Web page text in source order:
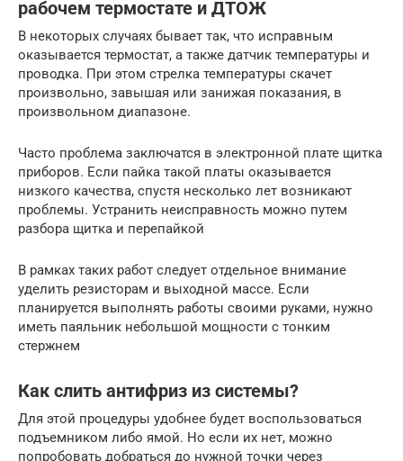
рабочем термостате и ДТОЖ
В некоторых случаях бывает так, что исправным
оказывается термостат, а также датчик температуры и
проводка. При этом стрелка температуры скачет
произвольно, завышая или занижая показания, в
произвольном диапазоне.
Часто проблема заключатся в электронной плате щитка
приборов. Если пайка такой платы оказывается
низкого качества, спустя несколько лет возникают
проблемы. Устранить неисправность можно путем
разбора щитка и перепайкой
В рамках таких работ следует отдельное внимание
уделить резисторам и выходной массе. Если
планируется выполнять работы своими руками, нужно
иметь паяльник небольшой мощности с тонким
стержнем
Как слить антифриз из системы?
Для этой процедуры удобнее будет воспользоваться
подъемником либо ямой. Но если их нет, можно
попробовать добраться до нужной точки через